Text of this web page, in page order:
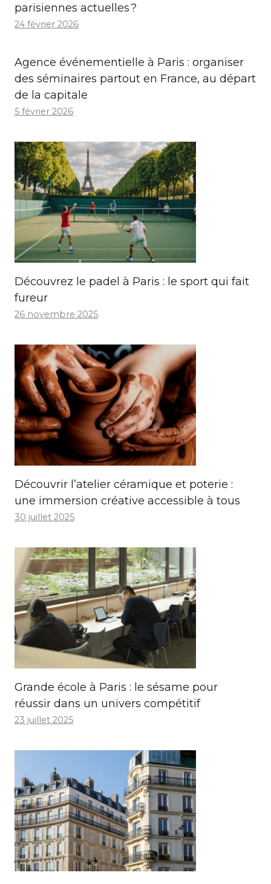
parisiennes actuelles ?
24 février 2026
Agence événementielle à Paris : organiser
des séminaires partout en France, au départ
de la capitale
5 février 2026
Découvrez le padel à Paris : le sport qui fait
fureur
26 novembre 2025
Découvrir l’atelier céramique et poterie :
une immersion créative accessible à tous
30 juillet 2025
Grande école à Paris : le sésame pour
réussir dans un univers compétitif
23 juillet 2025